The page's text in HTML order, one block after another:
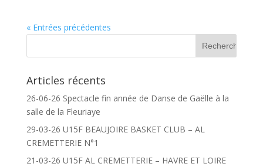
« Entrées précédentes
Articles récents
26-06-26 Spectacle fin année de Danse de Gaëlle à la
salle de la Fleuriaye
29-03-26 U15F BEAUJOIRE BASKET CLUB – AL
CREMETTERIE N°1
21-03-26 U15F AL CREMETTERIE – HAVRE ET LOIRE